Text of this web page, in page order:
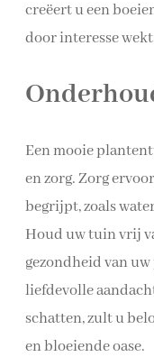
creëert u een
door interesse
Een mooie
en zorg. Zorg
begrijpt, zoals
Houd uw tuin vrij
gezondheid van
liefdevolle
schatten, zult u
en bloeiende oase.